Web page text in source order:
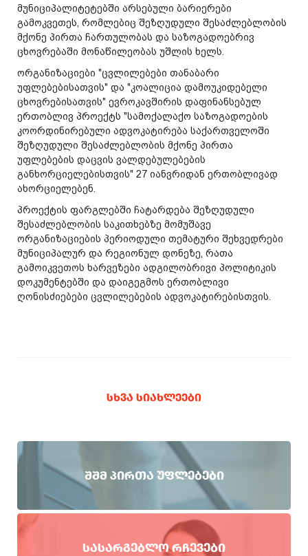
მუნიციპალიტეტებში არსებული ბარიერები
გამოკვეთეს, რომლებიც შეზღუდული შესაძლებლობის
მქონე პირთა ჩართულობას და საზოგადოებრივ
ცხოვრებაში მონაწილეობას უშლის ხელს.
ორგანიზაციები "ცვლილებები თანაბარი
უფლებებისათვის" და "კოალიცია დამოუკიდებელი
ცხოვრებისათვის" ევროკავშირის დაფინანსებულ
ერთობლივ პროექტს "სამოქალაქო საზოგადოების
კოორდინირებული ადვოკატირება საქართველოში
შეზღუდული შესაძლებლობის მქონე პირთა
უფლებების დაცვის ვალდებულებების
განხორციელებისთვის" 27 იანვრიდან ერთობლივად
ახორციელებენ.
პროექტის ფარგლებში ჩატარდება შეზღუდული
შესაძლებლობის საკითხებზე მომუშავე
ორგანიზაციების პერიოდული თემატური შეხვედრები
მუნიციპალურ და რეგიონულ დონეზე, რათა
გამოიკვეთოს ხარვეზები ადგილობრივი პოლიტიკის
დოკუმენტებში და დაიგეგმოს ერთობლივი
ღონისძიებები ცვლილებების ადვოკატირებისთვის.
ᲡᲮᲕᲐ ᲡᲘᲐᲮᲚᲔᲔᲑᲘ
ᲨᲨᲛ ᲞᲘᲠᲗᲐ ᲣᲤᲚᲔᲑᲔᲑᲘ
ᲡᲐᲡᲐᲠᲒᲔᲑᲚᲝ ᲠᲩᲔᲕᲔᲑᲘ